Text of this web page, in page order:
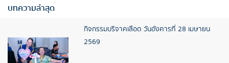
บทความล่าสุด
กิจกรรมบริจาคเลือด วันอังคารที่ 28 เมษายน
2569